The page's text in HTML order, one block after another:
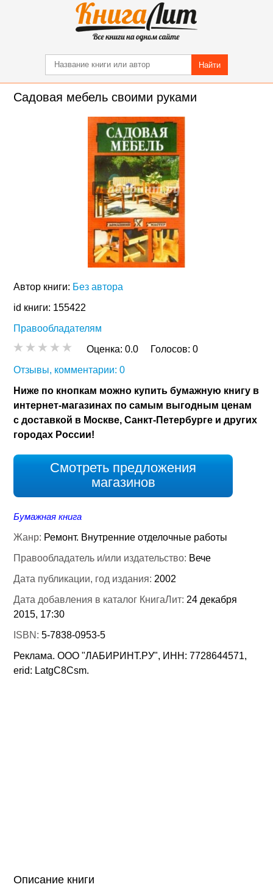
Найти
Садовая мебель своими руками
Автор книги: Без автора
id книги: 155422
Правообладателям
Оценка:0.0 Голосов:0
Отзывы, комментарии: 0
Ниже по кнопкам можно купить бумажную книгу в
интернет-магазинах по самым выгодным ценам
с доставкой в Москве, Санкт-Петербурге и других
городах России!
Смотреть предложения
магазинов
Бумажная книга
Жанр: Ремонт. Внутренние отделочные работы
Правообладатель и/или издательство: Вече
Дата публикации, год издания: 2002
Дата добавления в каталог КнигаЛит: 24 декабря
2015, 17:30
ISBN:5-7838-0953-5
Реклама. ООО "ЛАБИРИНТ.РУ", ИНН: 7728644571,
erid: LatgC8Csm.
Описание книги